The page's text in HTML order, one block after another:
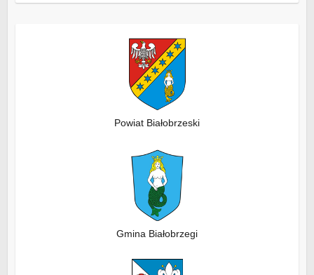
Powiat Białobrzeski
Gmina Białobrzegi